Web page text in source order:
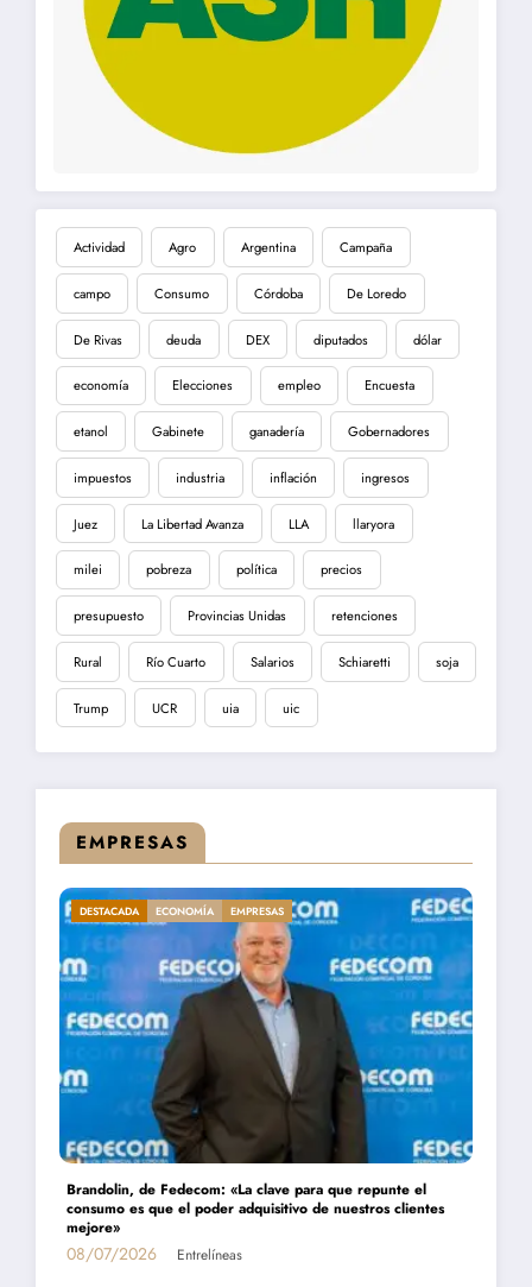
Actividad Agro Argentina Campaña
campo Consumo Córdoba De Loredo
De Rivas deuda DEX diputados dólar
economía Elecciones empleo Encuesta
etanol Gabinete ganadería Gobernadores
impuestos industria inflación ingresos
Juez La Libertad Avanza LLA llaryora
milei pobreza política precios
presupuesto Provincias Unidas retenciones
Rural Río Cuarto Salarios Schiaretti soja
Trump UCR uia uic
EMPRESAS
DESTACADA ECONOMÍA EMPRESAS
Daniel Montamat: «Todavía pagamos el costo del populismo
energético con los cortes de gas»
01/07/2026 Entrelíneas